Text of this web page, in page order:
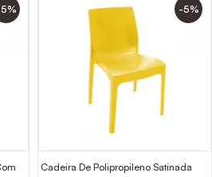
-5%
Cadeira De Polipropileno Satinada